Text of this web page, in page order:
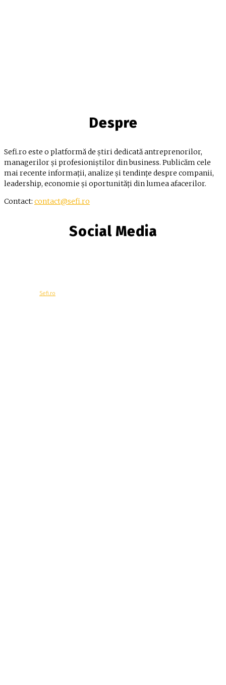
Despre
Sefi.ro este o platformă de știri dedicată antreprenorilor,
managerilor și profesioniștilor din business. Publicăm cele
mai recente informații, analize și tendințe despre companii,
leadership, economie și oportunități din lumea afacerilor.
Contact: contact@sefi.ro
Social Media
Sefi.ro